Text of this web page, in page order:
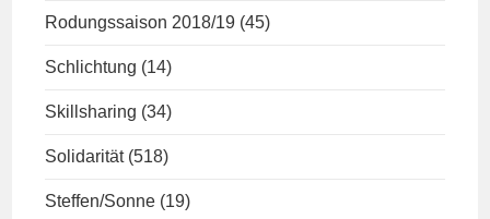
Rodungssaison 2018/19 (45)
Schlichtung (14)
Skillsharing (34)
Solidarität (518)
Steffen/Sonne (19)